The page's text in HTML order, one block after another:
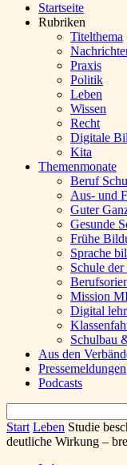
Startseite
Rubriken
Titelthema
Praxis
Politik
Leben
Wissen
Recht
Digitale
Kita
Themenmonate
Beruf
Aus- und
Guter
Gesunde
Frühe
Sprache
Schule
Mission
Digital
Schulbau
Aus den
Pressemeldungen
Podcasts
Start Leben Studie
deutliche Wirkung –